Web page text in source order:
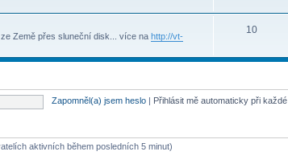
Země přes sluneční disk... více na http://vt-
10
Zapomněl(a) jsem heslo Přihlásit mě automaticky při
aktivních během posledních 5 minut)